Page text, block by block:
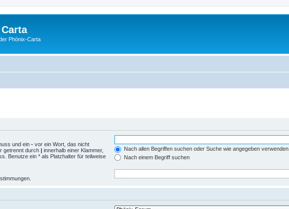
Phönix-Carta
und ein - vor ein Wort, das nicht
getrennt durch | innerhalb einer Klammer,
Benutze ein * als Platzhalter für teilweise
Nach allen Begriffen suchen oder Suche wie angegeben verwenden
Nach einem Begriff suchen